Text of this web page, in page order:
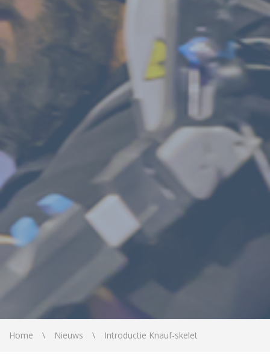
Home Nieuws Introductie Knauf-skelet